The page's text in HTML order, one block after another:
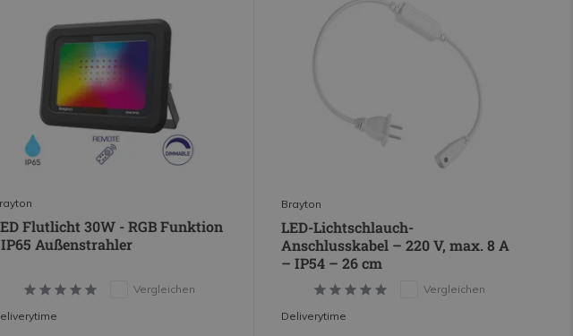
Flutlicht 30W - RGB Funktion
Außenstrahler
Vergleichen
Brayton
LED-Lichtschlauch-
Anschlusskabel – 220 V, max. 8 A
– IP54 – 26 cm
Vergleichen
Deliverytime